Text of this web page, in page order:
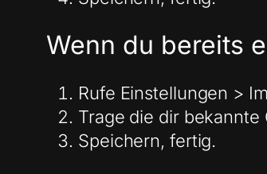
Wenn du bereits
Rufe Einstellungen >
Trage die dir bekannte
Speichern, fertig.